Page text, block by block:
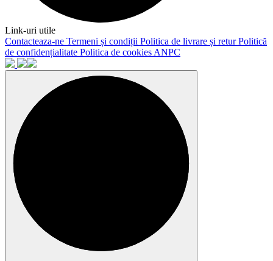
Link-uri utile
Contacteaza-ne Termeni și condiții Politica de livrare și returPolitică
de confidențialitate Politica de cookies ANPC